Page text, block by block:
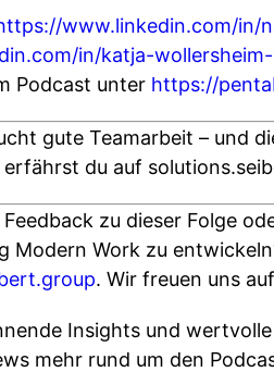
www.linkedin.com/in/
in/katja-
Podcast unter https://
gute Teamarbeit – und
du auf
Feedback zu dieser Folge
Modern Work zu
. Wir freuen uns
Insights und
mehr rund um den